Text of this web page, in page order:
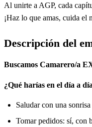
Al unirte a AGP, cada
¡Haz lo que amas, cuida
Descripción del
Buscamos Camarero/a
¿Qué harías en el día a
Saludar con una
Tomar pedidos: sí, con